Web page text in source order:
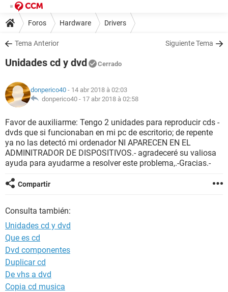
Foros Hardware Drivers
Tema Anterior Siguiente Tema
Unidades cd y dvd Cerrado
donperico40 - 14 abr 2018 à 02:03
donperico40 - 17 abr 2018 à 02:58
Favor de auxiliarme: Tengo 2 unidades para reproducir cds -
dvds que si funcionaban en mi pc de escritorio; de repente
ya no las detectó mi ordenador NI APARECEN EN EL
ADMINITRADOR DE DISPOSITIVOS.- agradeceré su valiosa
ayuda para ayudarme a resolver este problema,.-Gracias.-
Compartir
Consulta también:
Unidades cd y dvd
Que es cd
Dvd componentes
Duplicar cd
De vhs a dvd
Copia cd musica